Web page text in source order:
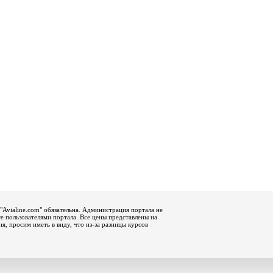
обязательна. Администрация портала не
пользователями портала. Все цены представлены на
просим иметь в виду, что из-за разницы курсов